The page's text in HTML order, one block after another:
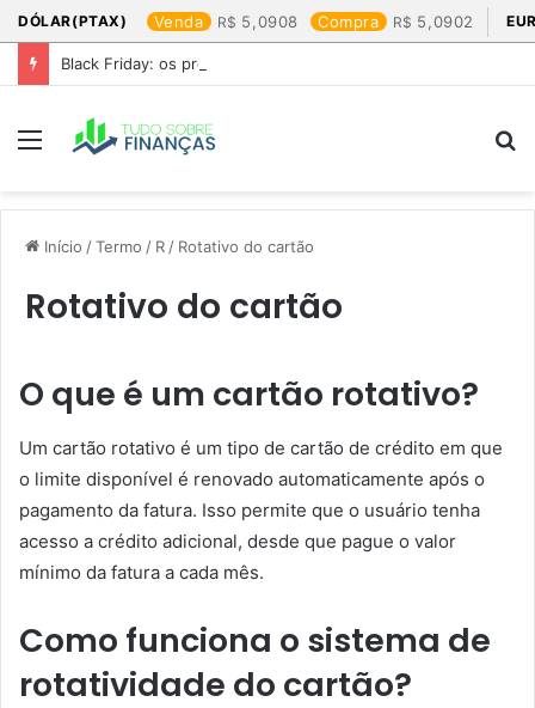
DÓLAR(PTAX) Venda 5,0908 Compra 5,0902
Black Friday: os produtos que mais valem a pena
Menu
Início /Termo / R / Rotativo do cartão
Rotativo do cartão
O que é um cartão rotativo?
Um cartão rotativo é um tipo de cartão de crédito em que
o limite disponível é renovado automaticamente após o
pagamento da fatura. Isso permite que o usuário tenha
acesso a crédito adicional, desde que pague o valor
mínimo da fatura a cada mês.
Como funciona o sistema de
rotatividade do cartão?